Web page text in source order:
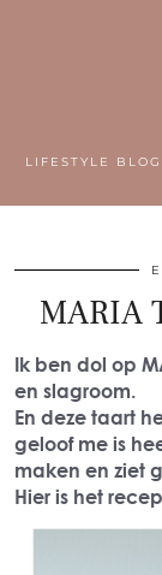
LIFESTYLE
MARIA
Ik ben dol op
en slagroom.
En deze taart
geloof me is
maken en ziet
Hier is het